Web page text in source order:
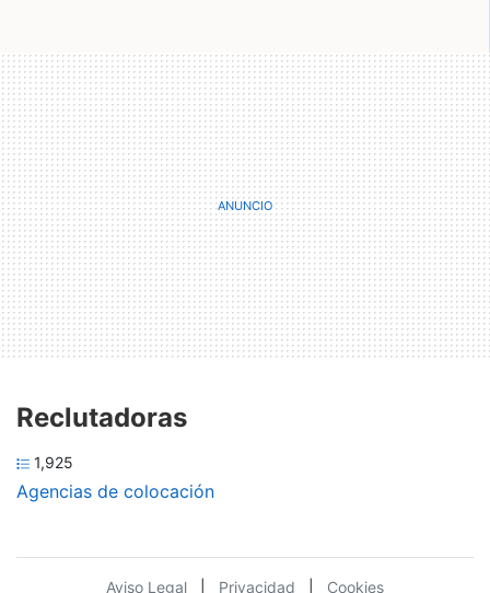
Reclutadoras
1,925
Agencias de colocación
Aviso Legal Privacidad Cookies